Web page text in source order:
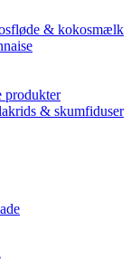
& kokosmælk
produkter
& skumfiduser